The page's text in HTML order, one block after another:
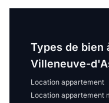
Types de bien
Villeneuve-
Location appartement
Location appartement